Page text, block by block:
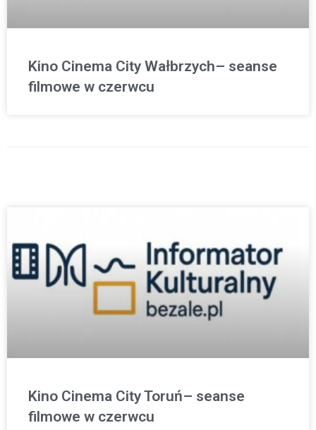
Kino Cinema City Wałbrzych– seanse
filmowe w czerwcu
Kino Cinema City Toruń– seanse
filmowe w czerwcu